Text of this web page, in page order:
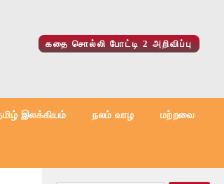
கதை சொல்லி போட்டி 2 அறிவிப்பு
இலக்கியம் நலம் வாழ மற்றவை